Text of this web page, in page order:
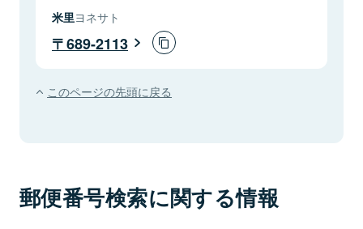
米里ヨネサト
689-2113
このページの先頭に戻る
郵便番号検索に関する情報